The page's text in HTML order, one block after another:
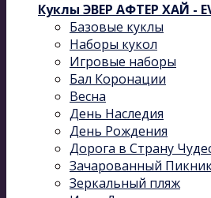
Куклы ЭВЕР АФТЕР ХАЙ -
Базовые куклы
Наборы кукол
Игровые наборы
Бал Коронации
Весна
День Наследия
День Рождения
Дорога в Страну
Зачарованный
Зеркальный пляж